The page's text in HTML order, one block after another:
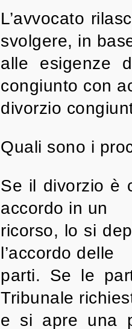
L’avvocato
svolgere, in
alle esigenze
congiunto con
divorzio
Quali sono i
Se il divorzio è
accordo in un
ricorso, lo si
l’accordo delle
parti. Se le
Tribunale
e si apre una